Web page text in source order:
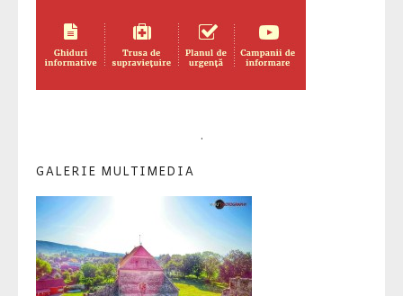
.
GALERIE MULTIMEDIA